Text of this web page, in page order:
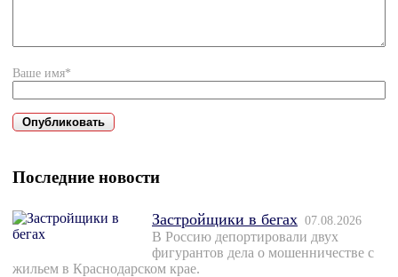
Ваше имя*
Последние новости
Застройщики в бегах 07.08.2026
В Россию депортировали двух
фигурантов дела о мошенничестве с
жильем в Краснодарском крае.